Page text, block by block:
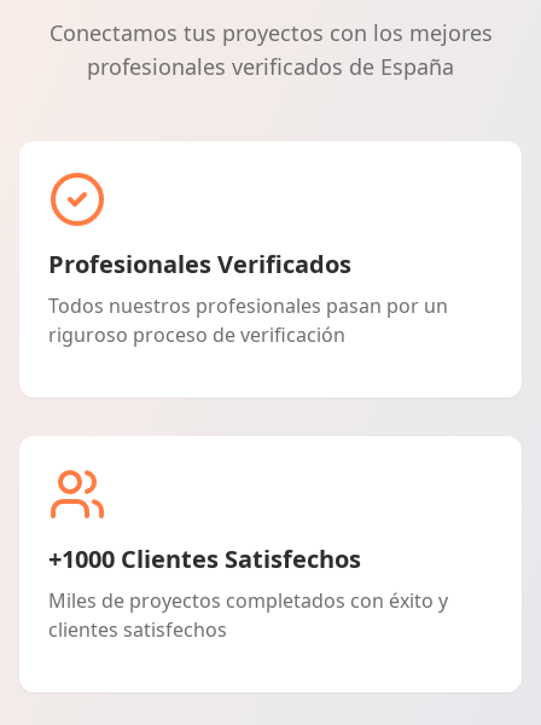
Conectamos tus proyectos con los mejores
profesionales verificados de España
Profesionales Verificados
Todos nuestros profesionales pasan por un
riguroso proceso de verificación
+1000 Clientes Satisfechos
Miles de proyectos completados con éxito y
clientes satisfechos